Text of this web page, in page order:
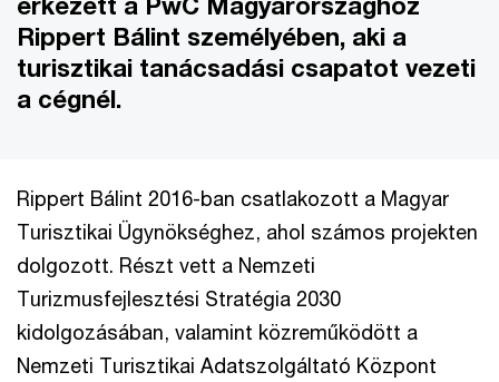
Rippert Bálint személyében, aki a
turisztikai tanácsadási csapatot vezeti
a cégnél.
Rippert Bálint 2016-ban csatlakozott a Magyar
Turisztikai Ügynökséghez, ahol számos projekten
dolgozott. Részt vett a Nemzeti
Turizmusfejlesztési Stratégia 2030
kidolgozásában, valamint közreműködött a
Nemzeti Turisztikai Adatszolgáltató Központ